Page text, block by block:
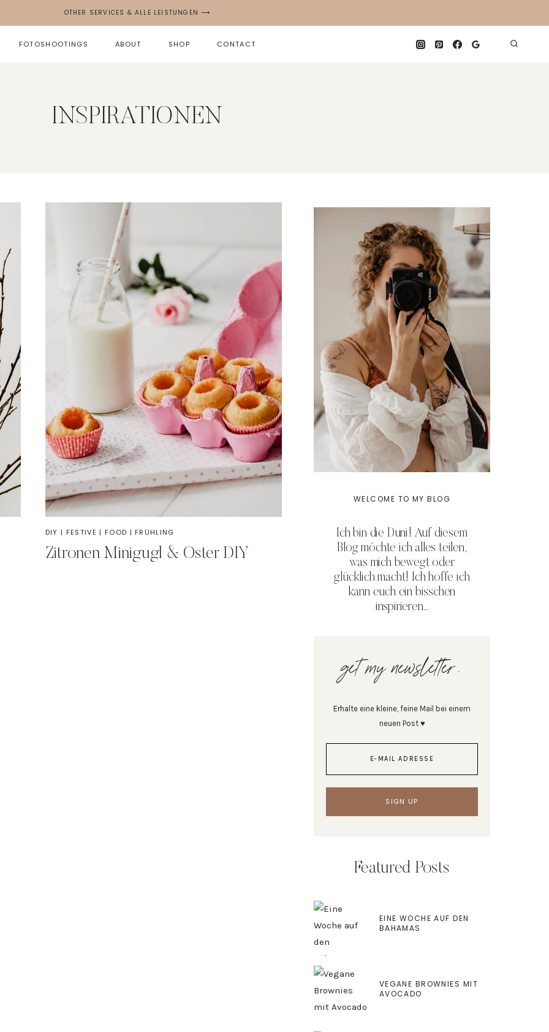
OTHER SERVICES & ALLE LEISTUNGEN ⟶
FOTOSHOOTINGS ABOUT SHOP CONTACT
INSPIRATIONEN
DIY | FESTIVE | FOOD | FRÜHLING
Zitronen Minigugl & Oster DIY
WELCOME TO MY BLOG
Ich bin die Duni! Auf diesem
Blog möchte ich alles teilen,
was mich bewegt oder
glücklich macht! Ich hoffe ich
kann euch ein bisschen
inspirieren...
get my newsletter.
Erhalte eine kleine, feine Mail bei einem
neuen Post ♥
Featured Posts
EINE WOCHE AUF DEN
BAHAMAS
VEGANE BROWNIES MIT
AVOCADO